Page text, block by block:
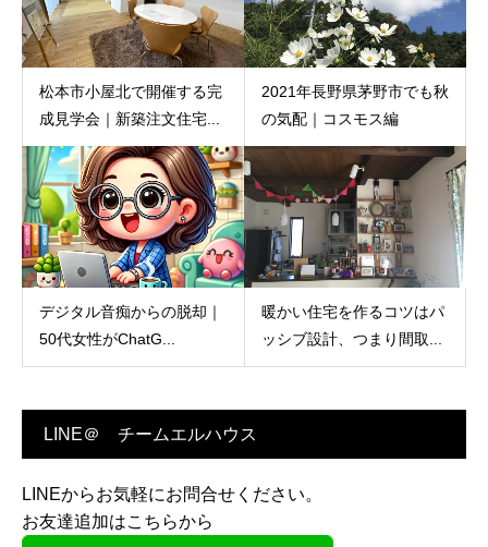
松本市小屋北で開催する完
成見学会｜新築注文住宅...
2021年長野県茅野市でも秋
の気配｜コスモス編
デジタル音痴からの脱却｜
50代女性がChatG...
暖かい住宅を作るコツはパ
ッシブ設計、つまり間取...
LINE＠ チームエルハウス
LINEからお気軽にお問合せください。
お友達追加はこちらから